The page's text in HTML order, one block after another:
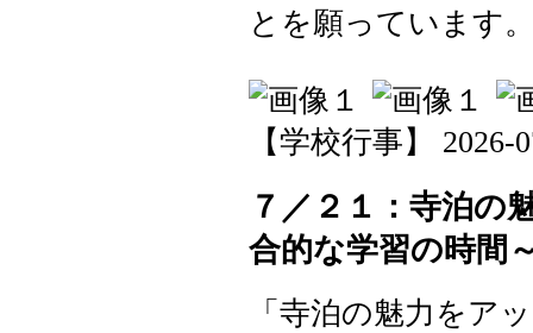
とを願っています
【学校行事】 2026-
７／２１：寺泊の
合的な学習の時間
「寺泊の魅力をア